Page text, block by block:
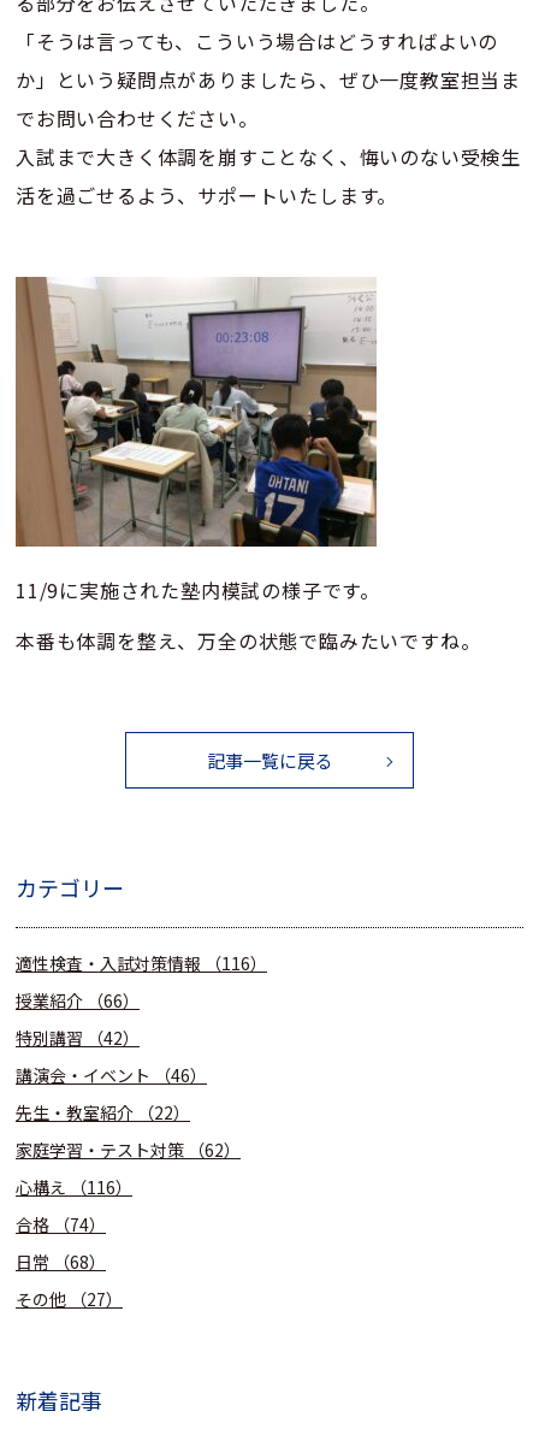
「そうは言っても、こういう場合はどうすればよいの
か」という疑問点がありましたら、ぜひ一度教室担当ま
でお問い合わせください。
入試まで大きく体調を崩すことなく、悔いのない受検生
活を過ごせるよう、サポートいたします。
11/9に実施された塾内模試の様子です。
本番も体調を整え、万全の状態で臨みたいですね。
記事一覧に戻る
カテゴリー
適性検査・入試対策情報
（116）
授業紹介
（66）
特別講習
（42）
講演会・イベント
（46）
先生・教室紹介
（22）
家庭学習・テスト対策
（62）
心構え
（116）
合格
（74）
日常
（68）
その他
（27）
新着記事